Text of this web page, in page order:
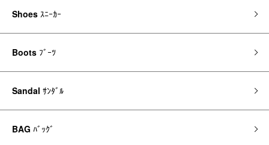
Shoes ｽﾆｰｶｰ
Boots ﾌﾞｰﾂ
Sandal ｻﾝﾀﾞﾙ
BAG ﾊﾞｯｸﾞ